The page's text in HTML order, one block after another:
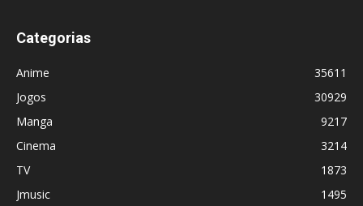
Categorias
Anime
35611
Jogos
30929
Manga
9217
Cinema
3214
TV
1873
Jmusic
1495